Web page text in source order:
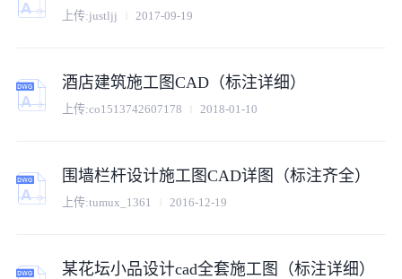
上传:justljj 2017-09-19
酒店建筑施工图CAD（标注详细）
上传:co1513742607178 2018-01-10
围墙栏杆设计施工图CAD详图（标注齐全）
上传:tumux_1361 2016-12-19
某花坛小品设计cad全套施工图（标注详细）